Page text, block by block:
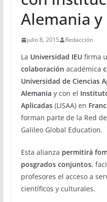
Alemania y
julio 8, 2015 Redacción
La Universidad IEUfirma
colaboración académica
Universidad de Ciencias
Alemania y con el
Aplicadas(LISAA) en
forman parte de la Red
Galileo Global Education.
Esta alianza permitirá
posgrados conjuntos,
profesores el acceso a
científicos y culturales.